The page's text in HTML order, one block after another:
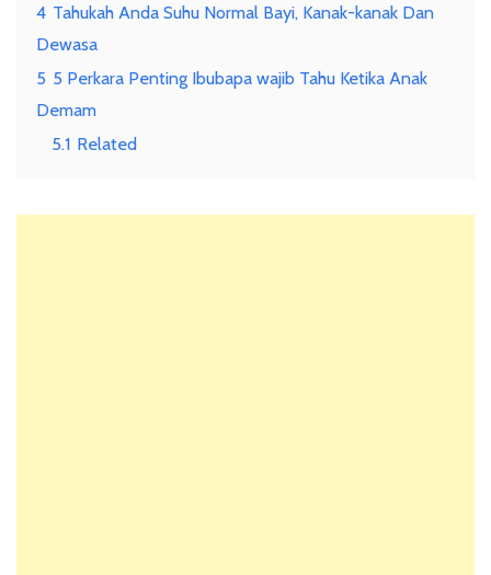
4 Tahukah Anda Suhu Normal Bayi, Kanak-kanak Dan
Dewasa
5 5 Perkara Penting Ibubapa wajib Tahu Ketika Anak
Demam
5.1 Related